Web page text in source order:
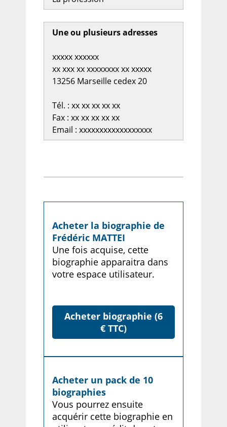
Une ou plusieurs adresses
xxxxx xxxxxx
xx xxx xx xxxxxxxx xx xxxxx
13256 Marseille cedex 20
Tél. : xx xx xx xx xx
Fax : xx xx xx xx xx
Email : xxxxxxxxxxxxxxxxxx
Acheter la biographie de
Frédéric MATTEI
Une fois acquise, cette
biographie apparaitra dans
votre espace utilisateur.
Acheter biographie (6
€ TTC)
Acheter un pack de 10
biographies
Vous pourrez ensuite
acquérir cette biographie en